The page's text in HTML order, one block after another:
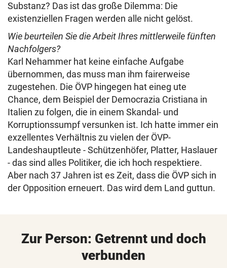
Substanz? Das ist das große Dilemma: Die
existenziellen Fragen werden alle nicht gelöst.
Wie beurteilen Sie die Arbeit Ihres mittlerweile fünften
Nachfolgers?
Karl Nehammer hat keine einfache Aufgabe
übernommen, das muss man ihm fairerweise
zugestehen. Die ÖVP hingegen hat eineg ute
Chance, dem Beispiel der Democrazia Cristiana in
Italien zu folgen, die in einem Skandal- und
Korruptionssumpf versunken ist. Ich hatte immer ein
exzellentes Verhältnis zu vielen der ÖVP-
Landeshauptleute - Schützenhöfer, Platter, Haslauer
- das sind alles Politiker, die ich hoch respektiere.
Aber nach 37 Jahren ist es Zeit, dass die ÖVP sich in
der Opposition erneuert. Das wird dem Land guttun.
Zur Person: Getrennt und doch
verbunden